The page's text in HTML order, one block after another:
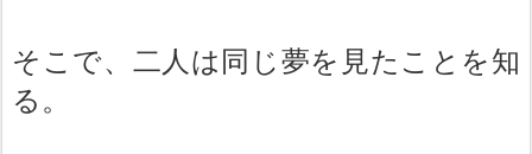
そこで、二人は同じ夢を見たことを知
る。